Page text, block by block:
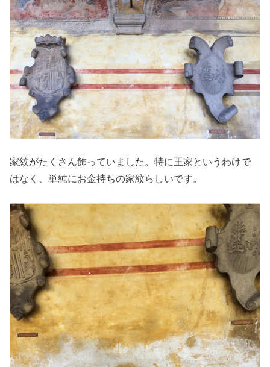
家紋がたくさん飾っていました。特に王家というわけで
はなく、単純にお金持ちの家紋らしいです。